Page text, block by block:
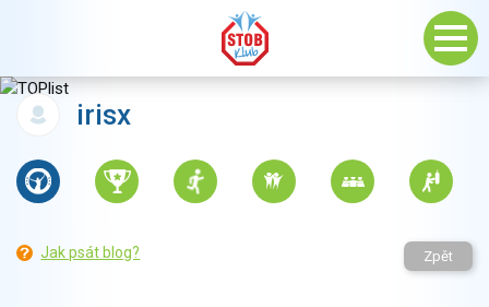
irisx
Jak psát blog? Zpět